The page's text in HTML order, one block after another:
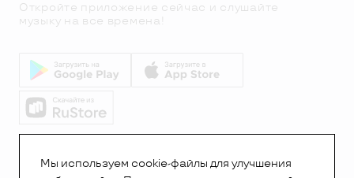
Откройте приложение сейчас и слушайте
музыку на все времена!
© Все права защищены.Copyright 2026© Радио 7
Мы используем cookie-файлы для улучшения